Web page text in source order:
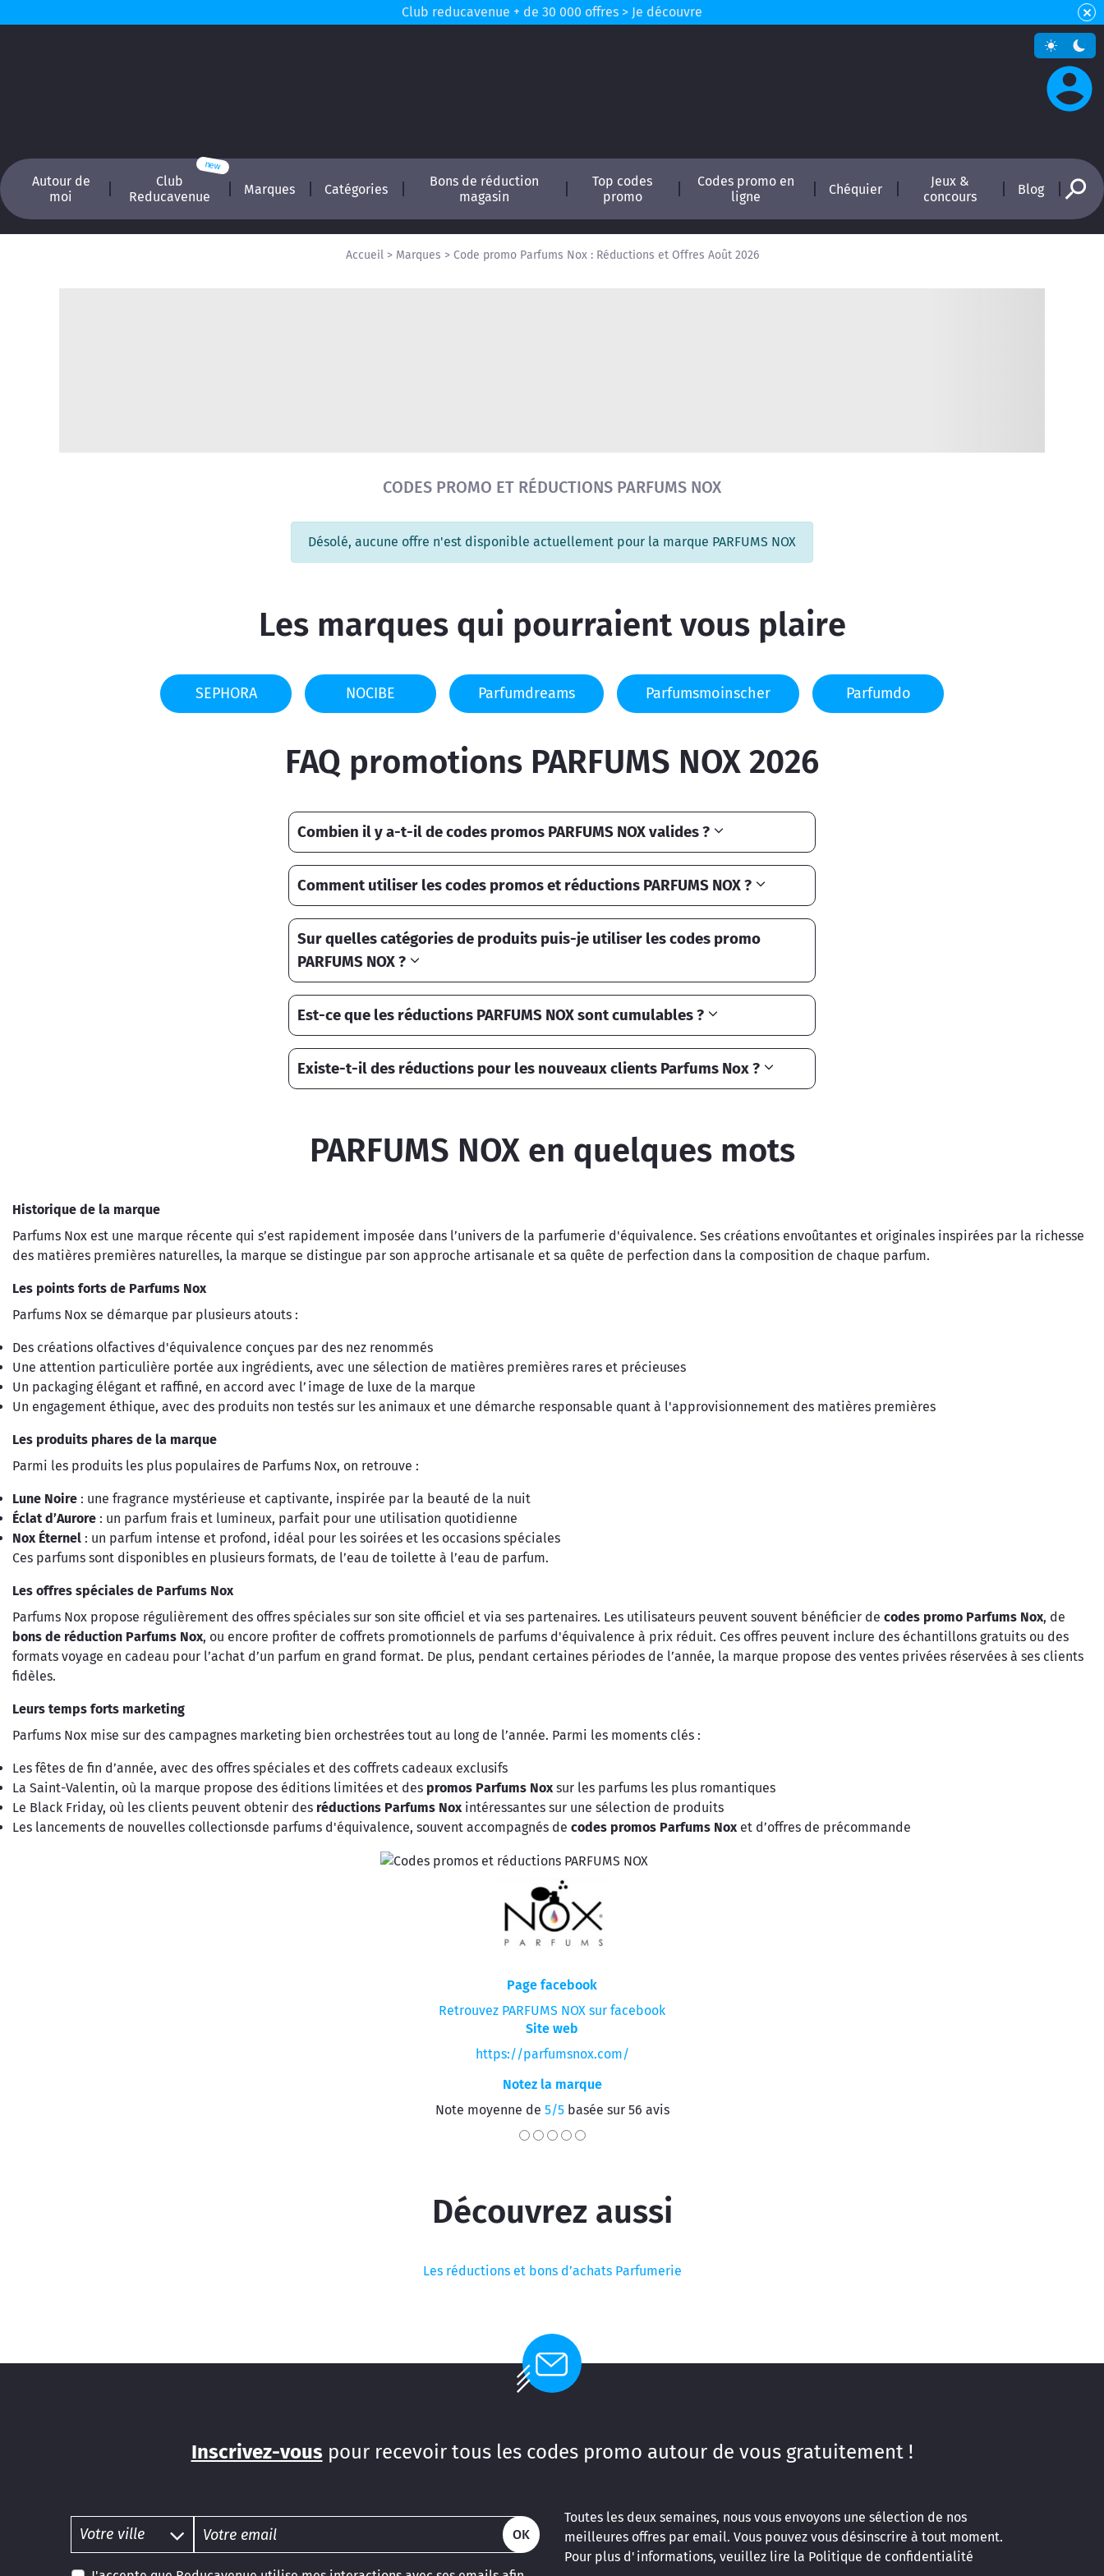
Club reducavenue + de 30 000 offres > Je découvre
Autour de
moi
Club
Reducavenue
Marques Catégories
Bons de réduction
magasin
Top codes
promo
Codes promo en
ligne
Chéquier
Jeux &
concours
Blog
Réinitialiser la recherche
Accueil> Marques > Code promo Parfums Nox : Réductions et Offres Août 2026
CODES PROMO ET RÉDUCTIONS PARFUMS NOX
Désolé, aucune offre n'est disponible actuellement pour la marque PARFUMS NOX
Les marques qui pourraient vous plaire
SEPHORA NOCIBE Parfumdreams Parfumsmoinscher Parfumdo
FAQ promotions PARFUMS NOX 2026
Combien il y a-t-il de codes promos PARFUMS NOX valides ?
Comment utiliser les codes promos et réductions PARFUMS NOX ?
Sur quelles catégories de produits puis-je utiliser les codes promo
PARFUMS NOX ?
Est-ce que les réductions PARFUMS NOX sont cumulables ?
Existe-t-il des réductions pour les nouveaux clients Parfums Nox ?
PARFUMS NOX en quelques mots
Historique de la marque
Parfums Nox est une marque récente qui s’est rapidement imposée dans l’univers de la parfumerie d'équivalence. Ses créations envoûtantes et originales inspirées par la richesse
des matières premières naturelles, la marque se distingue par son approche artisanale et sa quête de perfection dans la composition de chaque parfum.
Les points forts de Parfums Nox
Parfums Nox se démarque par plusieurs atouts :
Des créations olfactives d'équivalence conçues par des nez renommés
Une attention particulière portée aux ingrédients, avec une sélection de matières premières rares et précieuses
Un packaging élégant et raffiné, en accord avec l’image de luxe de la marque
Un engagement éthique, avec des produits non testés sur les animaux et une démarche responsable quant à l'approvisionnement des matières premières
Les produits phares de la marque
Parmi les produits les plus populaires de Parfums Nox, on retrouve :
Lune Noire : une fragrance mystérieuse et captivante, inspirée par la beauté de la nuit
Éclat d’Aurore : un parfum frais et lumineux, parfait pour une utilisation quotidienne
Nox Éternel : un parfum intense et profond, idéal pour les soirées et les occasions spéciales
Ces parfums sont disponibles en plusieurs formats, de l’eau de toilette à l’eau de parfum.
Les offres spéciales de Parfums Nox
Parfums Nox propose régulièrement des offres spéciales sur son site officiel et via ses partenaires. Les utilisateurs peuvent souvent bénéficier de codes promo Parfums Nox, de
bons de réduction Parfums Nox, ou encore profiter de coffrets promotionnels de parfums d'équivalence à prix réduit. Ces offres peuvent inclure des échantillons gratuits ou des
formats voyage en cadeau pour l’achat d’un parfum en grand format. De plus, pendant certaines périodes de l’année, la marque propose des ventes privées réservées à ses clients
fidèles.
Leurs temps forts marketing
Parfums Nox mise sur des campagnes marketing bien orchestrées tout au long de l’année. Parmi les moments clés :
Les fêtes de fin d’année, avec des offres spéciales et des coffrets cadeaux exclusifs
La Saint-Valentin, où la marque propose des éditions limitées et des promos Parfums Noxsur les parfums les plus romantiques
Le Black Friday, où les clients peuvent obtenir des réductions Parfums Noxintéressantes sur une sélection de produits
Les lancements de nouvelles collectionsde parfums d'équivalence, souvent accompagnés de codes promos Parfums Noxet d’offres de précommande
Page facebook
Retrouvez PARFUMS NOX sur facebook
Site web
https://parfumsnox.com/
Notez la marque
Note moyenne de 5/5basée sur 56 avis
Découvrez aussi
Les réductions et bons d’achats Parfumerie
Inscrivez-vous pour recevoir tous les codes promo autour de vous gratuitement !
OK
Toutes les deux semaines, nous vous envoyons une sélection de nos
meilleures offres par email. Vous pouvez vous désinscrire à tout moment.
Pour plus d'informations, veuillez lire la Politique de confidentialité